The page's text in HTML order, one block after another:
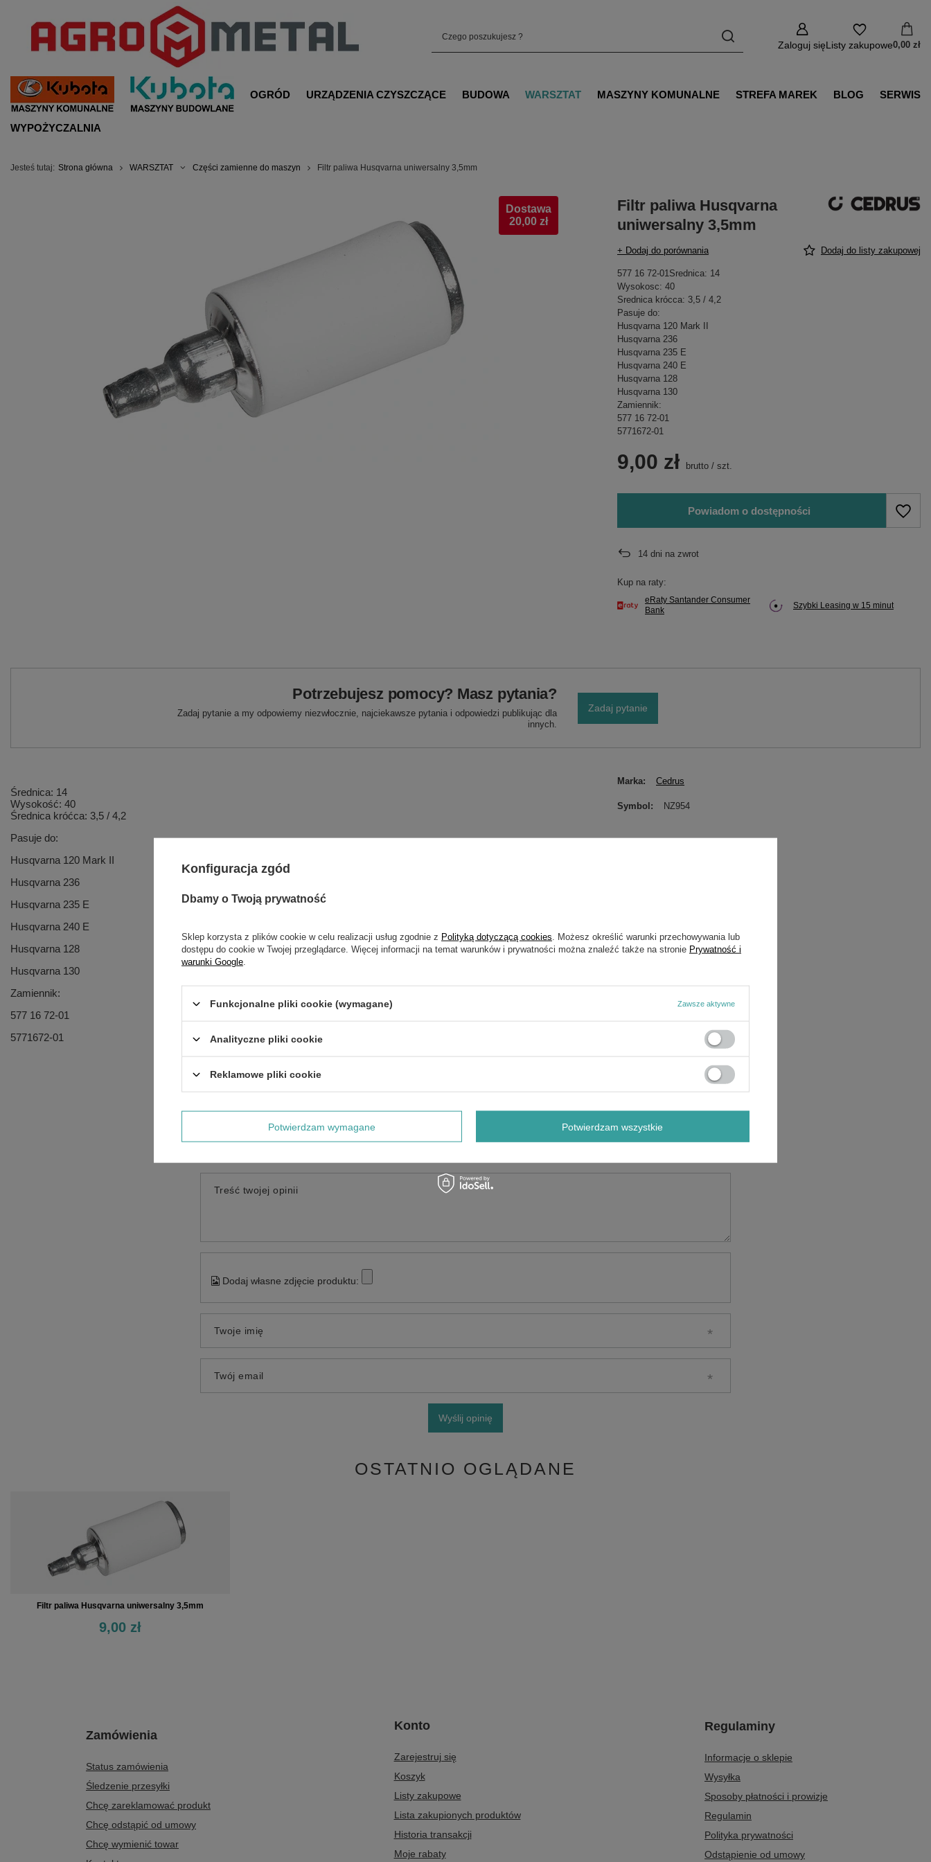
Zaloguj sięListy zakupowe0,00 zł
OGRÓD URZĄDZENIA CZYSZCZĄCE BUDOWA WARSZTAT MASZYNY KOMUNALNE STREFA MAREK BLOG SERWIS
WYPOŻYCZALNIA
Jesteś tutaj: Strona główna WARSZTAT Części zamienne do maszyn Filtr paliwa Husqvarna uniwersalny 3,5mm
Dostawa
20,00 zł
Filtr paliwa Husqvarna
uniwersalny 3,5mm
+ Dodaj do porównania Dodaj do listy zakupowej
577 16 72-01Srednica: 14
Wysokosc: 40
Srednica krócca: 3,5 / 4,2
Pasuje do:
Husqvarna 120 Mark II
Husqvarna 236
Husqvarna 235 E
Husqvarna 240 E
Husqvarna 128
Husqvarna 130
Zamiennik:
577 16 72-01
5771672-01
9,00 zł brutto /szt.
Powiadom o dostępności
14 dni na zwrot
Kup na raty:
eRaty Santander Consumer
Bank
Szybki Leasing w 15 minut
Potrzebujesz pomocy? Masz pytania?
Zadaj pytanie a my odpowiemy niezwłocznie, najciekawsze pytania i odpowiedzi publikując dla
innych.
Zadaj pytanie
Średnica: 14
Wysokość: 40
Średnica króćca: 3,5 / 4,2
Pasuje do:
Husqvarna 120 Mark II
Husqvarna 236
Husqvarna 235 E
Husqvarna 240 E
Husqvarna 128
Husqvarna 130
Zamiennik:
577 16 72-01
5771672-01
Marka Cedrus
Symbol NZ954
5/5
Treść twojej opinii
Dodaj własne zdjęcie produktu:
Twoje imię
Twój email
Wyślij opinię
OSTATNIO OGLĄDANE
Filtr paliwa Husqvarna uniwersalny 3,5mm
9,00 zł
Zamówienia
Status zamówienia
Śledzenie przesyłki
Chcę zareklamować produkt
Chcę odstąpić od umowy
Chcę wymienić towar
Konto
Zarejestruj się
Koszyk
Listy zakupowe
Lista zakupionych produktów
Historia transakcji
Moje rabaty
Regulaminy
Informacje o sklepie
Wysyłka
Sposoby płatności i prowizje
Regulamin
Polityka prywatności
Odstąpienie od umowy
Konfiguracja zgód
Dbamy o Twoją prywatność
Sklep korzysta z plików cookie w celu realizacji usług zgodnie z Polityką dotyczącą cookies . Możesz określić warunki przechowywania lub
dostępu do cookie w Twojej przeglądarce. Więcej informacji na temat warunków i prywatności można znaleźć także na stronie Prywatność i
warunki Google
Funkcjonalne pliki cookie (wymagane) Zawsze aktywne
Analityczne pliki cookie
Reklamowe pliki cookie
Potwierdzam wymagane Potwierdzam wszystkie